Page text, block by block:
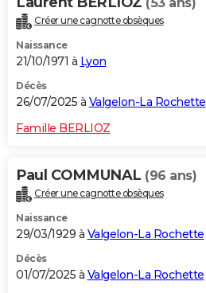
Créer une cagnotte obsèques
Naissance
21/10/1971 à Lyon
Décès
26/07/2025 à Valgelon-La Rochette
Famille BERLIOZ
Paul COMMUNAL (96 ans)
Créer une cagnotte obsèques
Naissance
29/03/1929 à Valgelon-La Rochette
Décès
01/07/2025 à Valgelon-La Rochette